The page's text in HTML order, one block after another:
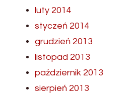
luty 2014
styczeń 2014
grudzień 2013
listopad 2013
październik 2013
sierpień 2013